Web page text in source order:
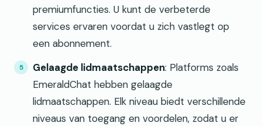
premiumfuncties. U kunt de verbeterde
services ervaren voordat u zich vastlegt op
een abonnement.
Gelaagde lidmaatschappen: Platforms zoals
EmeraldChat hebben gelaagde
lidmaatschappen. Elk niveau biedt verschillende
niveaus van toegang en voordelen, zodat u er